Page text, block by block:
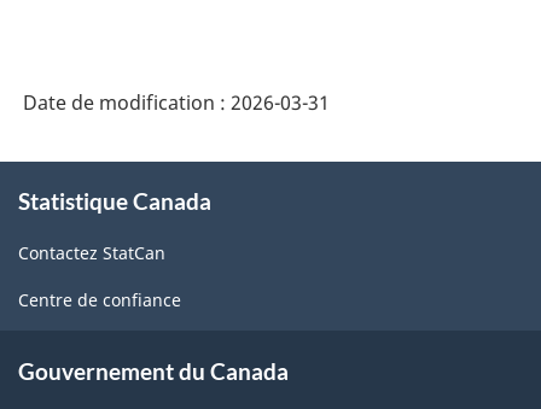
Date de modification : 2026-03-31
propos
ce
site
Statistique Canada
Contactez StatCan
Centre de confiance
Gouvernement du Canada